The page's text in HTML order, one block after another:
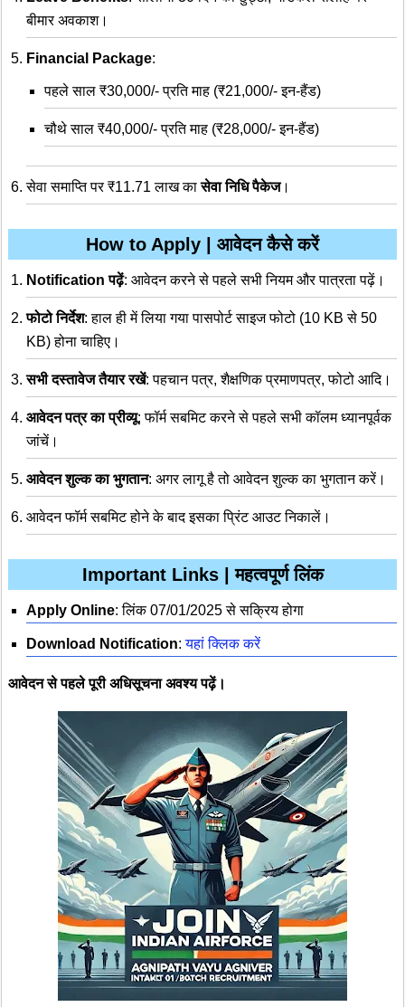
बीमार अवकाश।
Financial Package:
पहले साल ₹30,000/- प्रति माह (₹21,000/- इन-हैंड)
चौथे साल ₹40,000/- प्रति माह (₹28,000/- इन-हैंड)
सेवा समाप्ति पर ₹11.71 लाख कासेवा निधि पैकेज।
How to Apply | आवेदन कैसे करें
Notification पढ़ें: आवेदन करने से पहले सभी नियम और पात्रता पढ़ें।
फोटो निर्देश: हाल ही में लिया गया पासपोर्ट साइज फोटो (10 KB से 50
KB) होना चाहिए।
सभी दस्तावेज तैयार रखें: पहचान पत्र, शैक्षणिक प्रमाणपत्र, फोटो आदि।
आवेदन पत्र का प्रीव्यू: फॉर्म सबमिट करने से पहले सभी कॉलम ध्यानपूर्वक
जांचें।
आवेदन शुल्क का भुगतान: अगर लागू है तो आवेदन शुल्क का भुगतान करें।
आवेदन फॉर्म सबमिट होने के बाद इसका प्रिंट आउट निकालें।
Important Links | महत्वपूर्ण लिंक
Apply Online: लिंक 07/01/2025 से सक्रिय होगा
Download Notification:यहां क्लिक करें
आवेदन से पहले पूरी अधिसूचना अवश्य पढ़ें।